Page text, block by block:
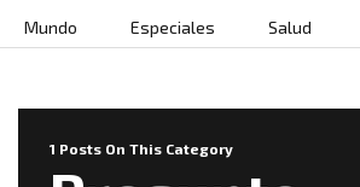
Mundo
Especiales Salud
1 Posts On This Category